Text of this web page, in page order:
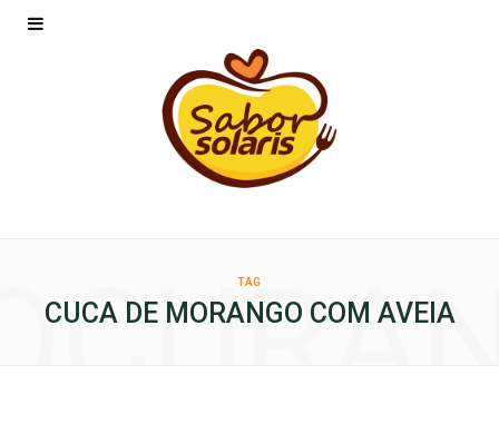
TAG
CUCA DE MORANGO COM AVEIA